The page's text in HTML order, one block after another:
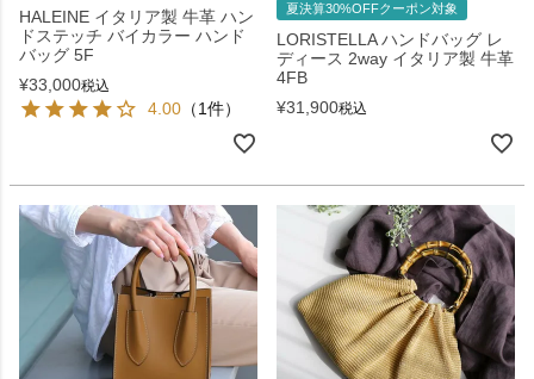
HALEINE イタリア製 牛革 ハン
ドステッチ バイカラー ハンド
バッグ 5F
¥33,000税込
4.00 （1件）
夏決算30%OFFクーポン対象
LORISTELLA ハンドバッグ レ
ディース 2way イタリア製 牛革
4FB
¥31,900税込